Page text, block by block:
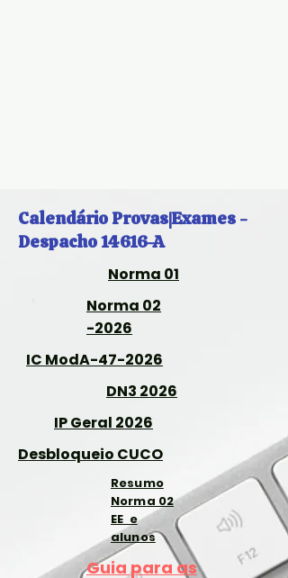
Calendário Provas|Exames -
Despacho 14616-A
Norma 01
Norma 02
-2026
IC ModA-47-2026
DN3 2026
IP Geral 2026
Desbloqueio CUCO
Resumo
Norma 02
EE e
alunos
Guia para as